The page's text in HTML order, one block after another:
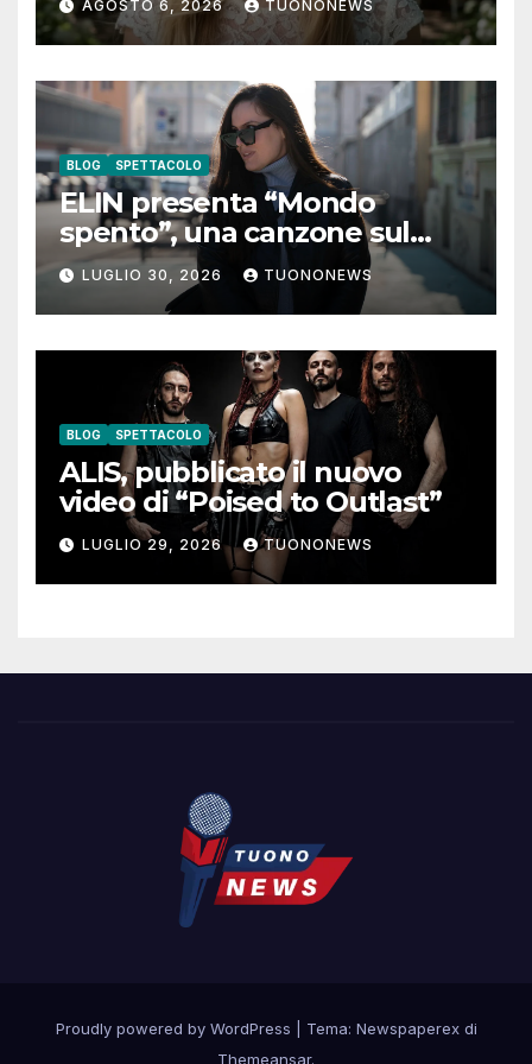
guarda”
AGOSTO 6, 2026 TUONONEWS
BLOG SPETTACOLO
ELIN presenta “Mondo
spento”, una canzone sul
coraggio di lasciare andare i
pensieri negativi
LUGLIO 30, 2026 TUONONEWS
BLOG SPETTACOLO
ALIS, pubblicato il nuovo
video di “Poised to Outlast”
LUGLIO 29, 2026 TUONONEWS
Proudly powered by WordPress
Tema: Newspaperex di
Themeansar.